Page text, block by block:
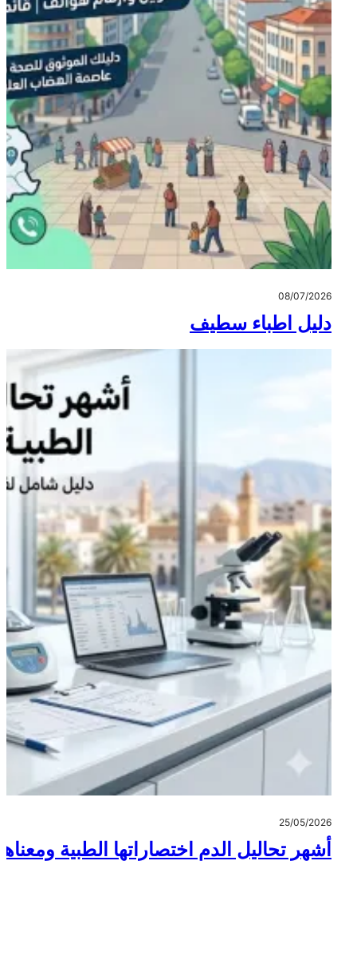
08/07/2026
دليل اطباء سطيف
25/05/2026
أشهر تحاليل الدم اختصاراتها الطبية